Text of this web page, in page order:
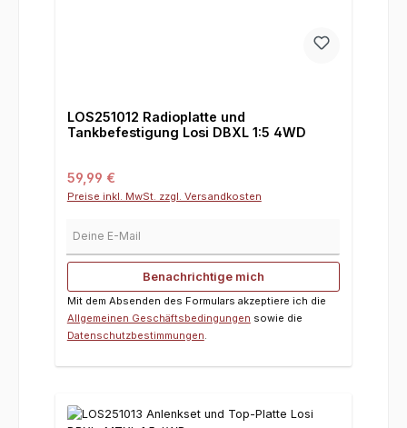
LOS251012 Radioplatte und
Tankbefestigung Losi DBXL 1:5 4WD
Regulärer Preis:
59,99 €
Preise inkl. MwSt. zzgl. Versandkosten
Benachrichtige mich
Mit dem Absenden des Formulars akzeptiere ich die
Allgemeinen Geschäftsbedingungen sowie die
Datenschutzbestimmungen